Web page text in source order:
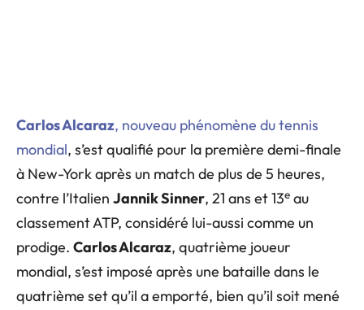
Carlos Alcaraz, nouveau phénomène du tennis
mondial, s’est qualifié pour la première demi-finale
à New-York après un match de plus de 5 heures,
contre l’Italien Jannik Sinner, 21 ans et 13e au
classement ATP, considéré lui-aussi comme un
prodige. Carlos Alcaraz, quatrième joueur
mondial, s’est imposé après une bataille dans le
quatrième set qu’il a emporté, bien qu’il soit mené